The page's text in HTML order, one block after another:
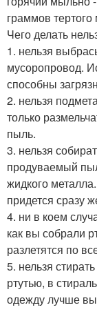
граммов
Чего делать
1. нельзя
мусоропровод.
способны
2. нельзя
только
пыль.
3. нельзя
продуваемый
жидкого
придется сразу
4. ни в коем
как вы собрали
разлетятся по
5. нельзя
ртутью, в
одежду лучше